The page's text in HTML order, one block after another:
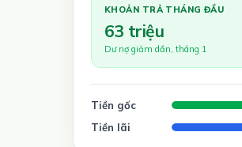
KHOẢN TRẢ THÁNG ĐẦU
63 triệu
Dư nợ giảm dần, tháng 1
Tiền gốc
Tiền lãi